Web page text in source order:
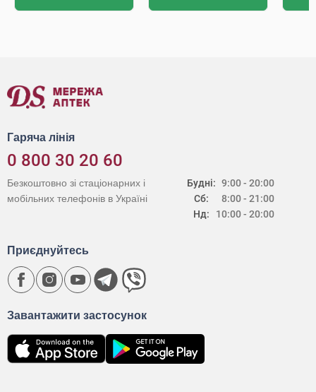
Гаряча лінія
0 800 30 20 60
Будні:
Сб:
Нд:
9:00 - 20:00
8:00 - 21:00
10:00 - 20:00
Безкоштовно зі стаціонарних і
мобільних телефонів в Україні
Завантажити застосунок
Приєднуйтесь